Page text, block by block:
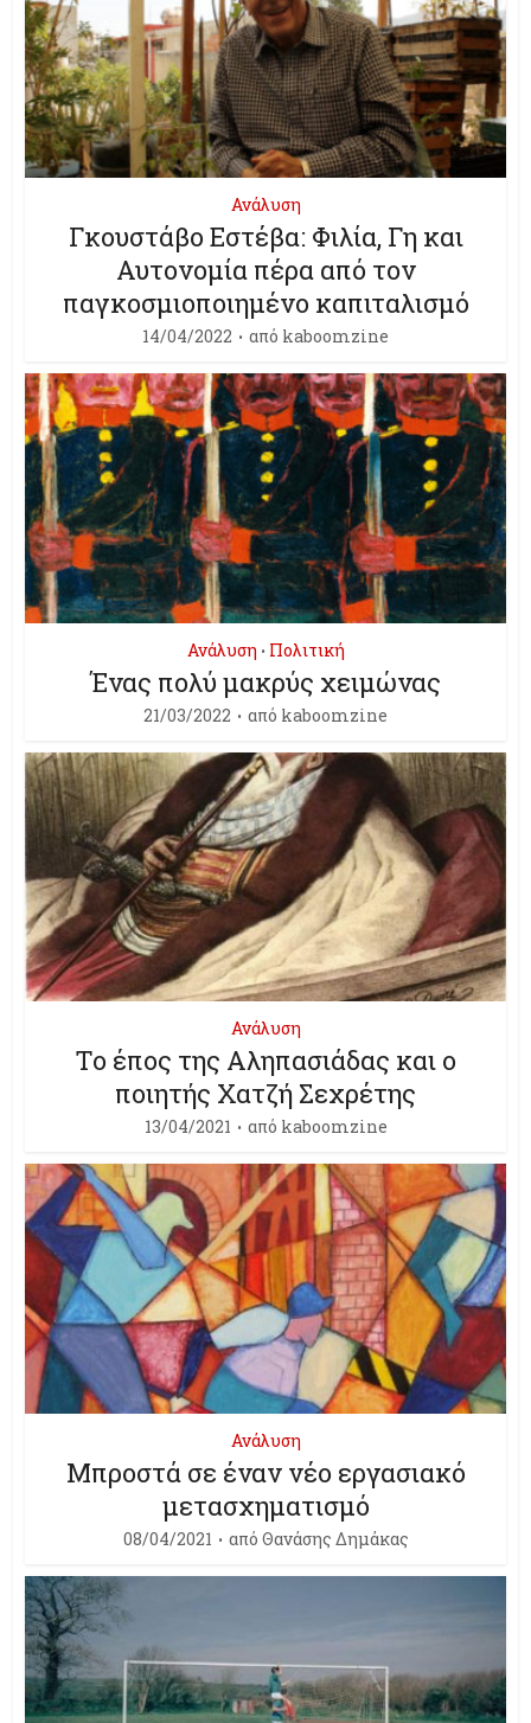
Ανάλυση
Γκουστάβο Εστέβα: Φιλία, Γη και
Αυτονομία πέρα από τον
παγκοσμιοποιημένο καπιταλισμό
14/04/2022 από kaboomzine
Ανάλυση • Πολιτική
Ένας πολύ μακρύς χειμώνας
21/03/2022 από kaboomzine
Ανάλυση
Το έπος της Αληπασιάδας και ο
ποιητής Χατζή Σεχρέτης
13/04/2021 από kaboomzine
Ανάλυση
Μπροστά σε έναν νέο εργασιακό
μετασχηματισμό
08/04/2021 από Θανάσης Δημάκας